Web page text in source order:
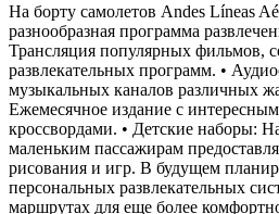
На борту самолетов Andes Líneas
разнообразная программа
Трансляция популярных фильмов,
развлекательных программ. •
музыкальных каналов различных
Ежемесячное издание с
кроссвордами. • Детские наборы:
маленьким пассажирам
рисования и игр. В будущем
персональных развлекательных
маршрутах для еще более